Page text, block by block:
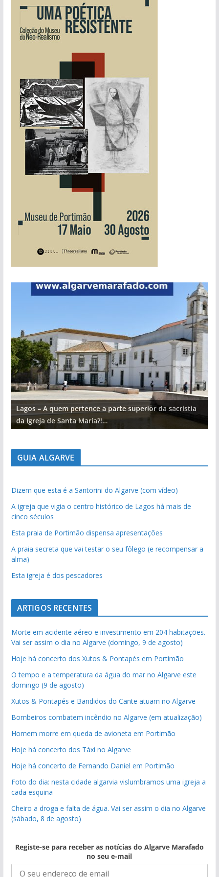
Lagos – A quem pertence a parte superior da sacristia
da Igreja de Santa Maria?!…
GUIA ALGARVE
Dizem que esta é a Santorini do Algarve (com vídeo)
A igreja que vigia o centro histórico de Lagos há mais de
cinco séculos
Esta praia de Portimão dispensa apresentações
A praia secreta que vai testar o seu fôlego (e recompensar a
alma)
Esta igreja é dos pescadores
ARTIGOS RECENTES
Morte em acidente aéreo e investimento em 204 habitações.
Vai ser assim o dia no Algarve (domingo, 9 de agosto)
Hoje há concerto dos Xutos & Pontapés em Portimão
O tempo e a temperatura da água do mar no Algarve este
domingo (9 de agosto)
Xutos & Pontapés e Bandidos do Cante atuam no Algarve
Bombeiros combatem incêndio no Algarve (em atualização)
Homem morre em queda de avioneta em Portimão
Hoje há concerto dos Táxi no Algarve
Hoje há concerto de Fernando Daniel em Portimão
Foto do dia: nesta cidade algarvia vislumbramos uma igreja a
cada esquina
Cheiro a droga e falta de água. Vai ser assim o dia no Algarve
(sábado, 8 de agosto)
Registe-se para receber as notícias do Algarve Marafado
no seu e-mail